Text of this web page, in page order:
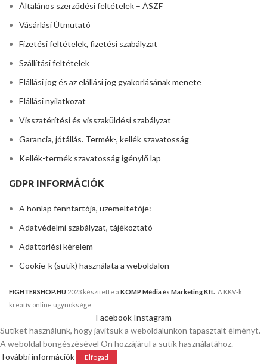
Általános szerződési feltételek – ÁSZF
Vásárlási Útmutató
Fizetési feltételek, fizetési szabályzat
Szállítási feltételek
Elállási jog és az elállási jog gyakorlásának menete
Elállási nyilatkozat
Visszatérítési és visszaküldési szabályzat
Garancia, jótállás. Termék-, kellék szavatosság
Kellék-termék szavatosság igénylő lap
GDPR INFORMÁCIÓK
A honlap fenntartója, üzemeltetője:
Adatvédelmi szabályzat, tájékoztató
Adattörlési kérelem
Cookie-k (sütik) használata a weboldalon
FIGHTERSHOP.HU 2023 készítette a KOMP Média és Marketing Kft. . A KKV-k
kreatív online ügynöksége
Facebook Instagram
Sütiket használunk, hogy javítsuk a weboldalunkon tapasztalt élményt.
A weboldal böngészésével Ön hozzájárul a sütik használatához.
További információk
Elfogad